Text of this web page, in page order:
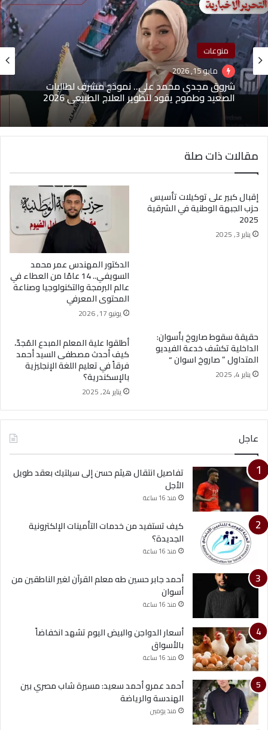
منوعات
مايو 15, 2026
شروق مجدي محمد علي.. نموذج مشرف لطالبات
الصعيد وطموح يقود لتطوير العلاج الطبيعي 2026
مقالات ذات صلة
إقبال كبير على توكيلات تأسيس
حزب الجبهة الوطنية في الشرقية
2025
يناير 3, 2025
الدكتور المهندس عمر محمد
السويفي.. 14 عامًا من العطاء في
عالم البرمجة والتكنولوجيا وصناعة
المحتوى المعرفي
يونيو 17, 2026
حقيقة سقوط صاروخ بأسوان:
الداخلية تكشف خدعة الفيديو
المتداول ” صاروخ اسوان “
يناير 4, 2025
أطلقوا علية المعلم المبدع المُجدّ،
كيف أحدث مصطفى السيد أحمد
فرقاً في تعليم اللغة الإنجليزية
بالإسكندرية؟
يناير 24, 2025
عاجل
تفاصيل انتقال هيثم حسن إلى سيلتيك بعقد طويل
الأجل
منذ 16 ساعة
كيف تستفيد من خدمات التأمينات الإلكترونية
الجديدة؟
منذ 16 ساعة
أحمد جابر حسين طه معلم القرآن لغير الناطقين من
أسوان
منذ 16 ساعة
أسعار الدواجن والبيض اليوم تشهد انخفاضاً
بالأسواق
منذ 16 ساعة
أحمد عمرو أحمد سعيد: مسيرة شاب مصري بين
الهندسة والرياضة
منذ يومين